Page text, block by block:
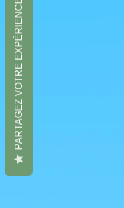
PARTAGEZ VOTRE EXPÉRIENCE